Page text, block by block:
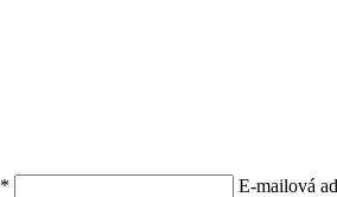
* E-mailová